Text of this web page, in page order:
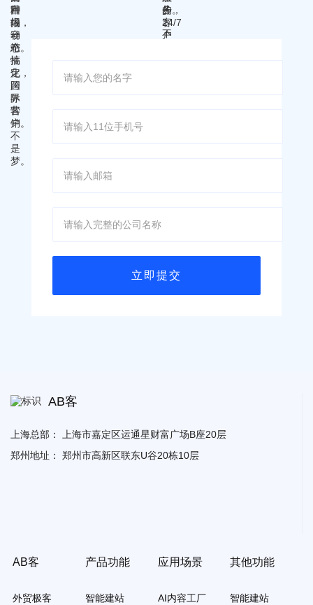
AB客
上海总部：
上海市嘉定区运通星财富广场B座20层
郑州地址：
郑州市高新区联东U谷20栋10层
AB客
外贸极客
产品功能
智能建站
应用场景
AI内容工厂
其他功能
智能建站